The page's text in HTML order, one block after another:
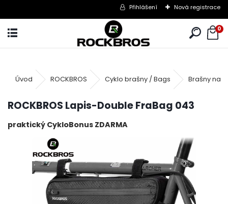
Přihlášení Nová registrace
0
Úvod ROCKBROS Cyklo brašny / Bags Brašny na
ROCKBROS Lapis-Double FraBag 043
praktický CykloBonus ZDARMA